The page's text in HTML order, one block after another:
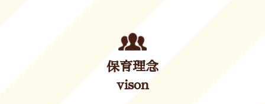
保育理念
vison